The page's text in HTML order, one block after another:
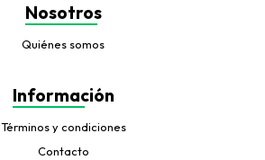
Nosotros
Quiénes somos
Información
Términos y condiciones
Contacto